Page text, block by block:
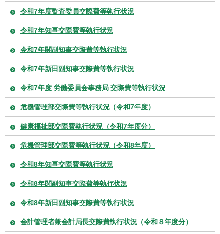
令和7年度監査委員交際費等執行状況
令和7年知事交際費等執行状況
令和7年関副知事交際費等執行状況
令和7年新田副知事交際費等執行状況
令和7年度 労働委員会事務局 交際費等執行状況
危機管理部交際費等執行状況（令和7年度）
健康福祉部交際費執行状況（令和7年度分）
危機管理部交際費等執行状況（令和8年度）
令和8年知事交際費等執行状況
令和8年関副知事交際費等執行状況
令和8年新田副知事交際費等執行状況
会計管理者兼会計局長交際費執行状況（令和８年度分）